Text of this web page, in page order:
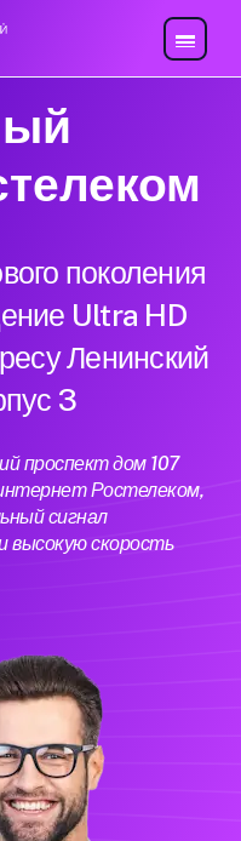
поколения
Ultra HD
Ленинский
3
проспект дом 107
Ростелеком,
сигнал
высокую скорость